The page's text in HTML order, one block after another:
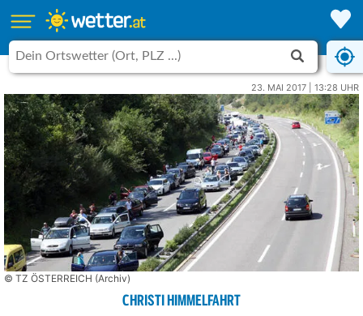
23. MAI 2017 | 13:28 UHR
© TZ ÖSTERREICH (Archiv)
CHRISTI HIMMELFAHRT